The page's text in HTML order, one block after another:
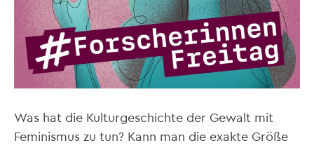
Was hat die Kulturgeschichte der Gewalt mit
Feminismus zu tun? Kann man die exakte Größe